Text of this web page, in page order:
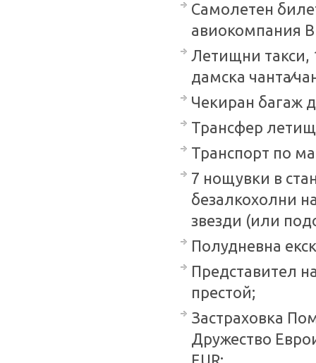
Самолетен
авиокомпания
Летищни такси,
дамска
Чекиран багаж
Трансфер
Транспорт по
7 нощувки в
безалкохолни
звезди (или
Полудневна
Представител
престой;
Застраховка
Дружество